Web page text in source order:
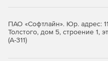
ПАО «Софтлайн». Юр. адрес:
Толстого, дом 5, строение 1,
(А-311)